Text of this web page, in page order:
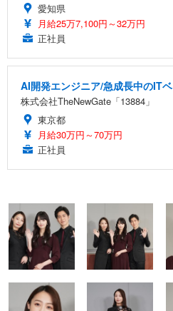
愛知県
月給25万7,100円～32万円
正社員
AI開発エンジニア/急成長中のIT
株式会社TheNewGate「13884」
東京都
月給30万円～70万円
正社員